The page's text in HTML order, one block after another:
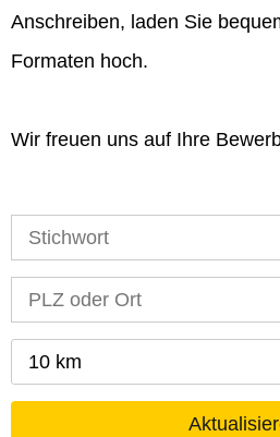
Anschreiben, laden Sie
Formaten hoch.
Wir freuen uns auf Ihre
10 km